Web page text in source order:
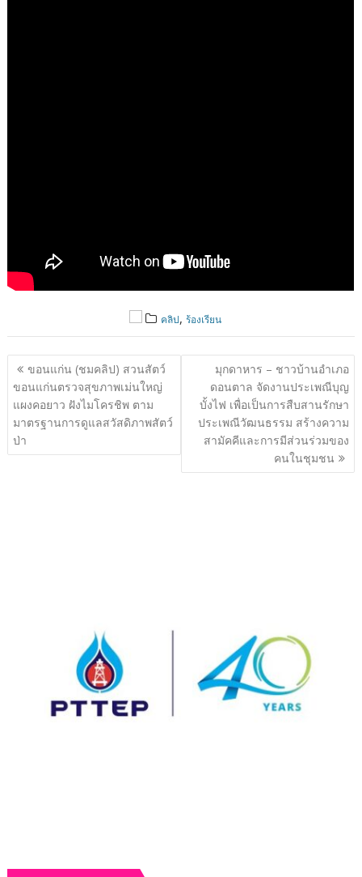
คลิป, ร้องเรียน
แนะแนว
เรื่อง
ขอนแก่น (ชมคลิป) สวนสัตว์
ขอนแก่นตรวจสุขภาพเม่นใหญ่
แผงคอยาว ฝังไมโครชิพ ตาม
มาตรฐานการดูแลสวัสดิภาพสัตว์
ป่า
มุกดาหาร – ชาวบ้านอำเภอ
ดอนตาล จัดงานประเพณีบุญ
บั้งไฟ เพื่อเป็นการสืบสานรักษา
ประเพณีวัฒนธรรม สร้างความ
สามัคคีและการมีส่วนร่วมของ
คนในชุมชน